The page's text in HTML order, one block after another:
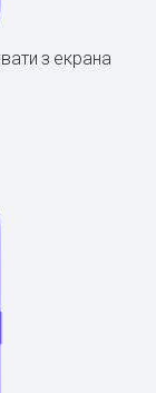
з екрана